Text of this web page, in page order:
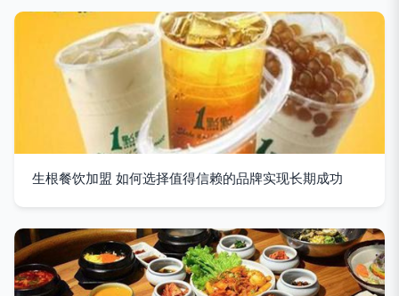
生根餐饮加盟 如何选择值得信赖的品牌实现长期成功